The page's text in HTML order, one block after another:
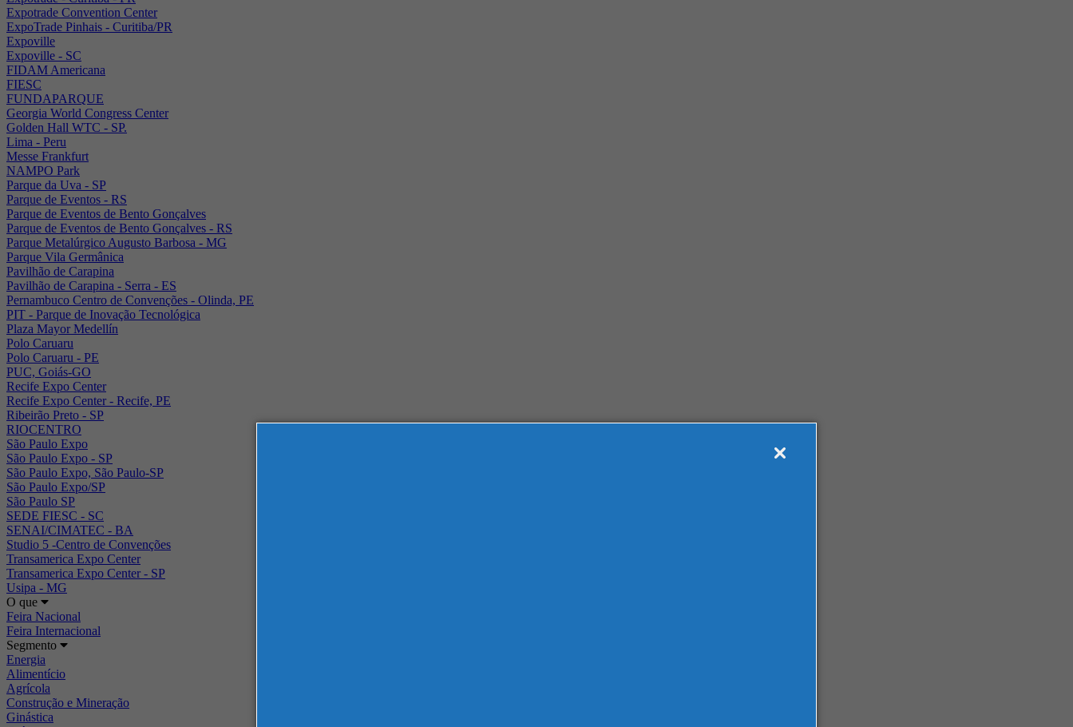
Expotrade Convention Center
ExpoTrade Pinhais - Curitiba/PR
Expoville
Expoville - SC
FIDAM Americana
FIESC
FUNDAPARQUE
Georgia World Congress Center
Golden Hall WTC - SP.
Lima - Peru
Messe Frankfurt
NAMPO Park
Parque da Uva - SP
Parque de Eventos - RS
Parque de Eventos de Bento Gonçalves
Parque de Eventos de Bento Gonçalves - RS
Parque Metalúrgico Augusto Barbosa - MG
Parque Vila Germânica
Pavilhão de Carapina
Pavilhão de Carapina - Serra - ES
Pernambuco Centro de Convenções - Olinda, PE
PIT - Parque de Inovação Tecnológica
Plaza Mayor Medellín
Polo Caruaru
Polo Caruaru - PE
PUC, Goiás-GO
Recife Expo Center
Recife Expo Center - Recife, PE
Ribeirão Preto - SP
RIOCENTRO
São Paulo Expo
São Paulo Expo - SP
São Paulo Expo, São Paulo-SP
São Paulo Expo/SP
São Paulo SP
SEDE FIESC - SC
SENAI/CIMATEC - BA
Studio 5 -Centro de Convenções
Transamerica Expo Center
Transamerica Expo Center - SP
Usipa - MG
O que
Feira Nacional
Feira Internacional
Segmento
Energia
Alimentício
Agrícola
Construção e Mineração
Ginástica